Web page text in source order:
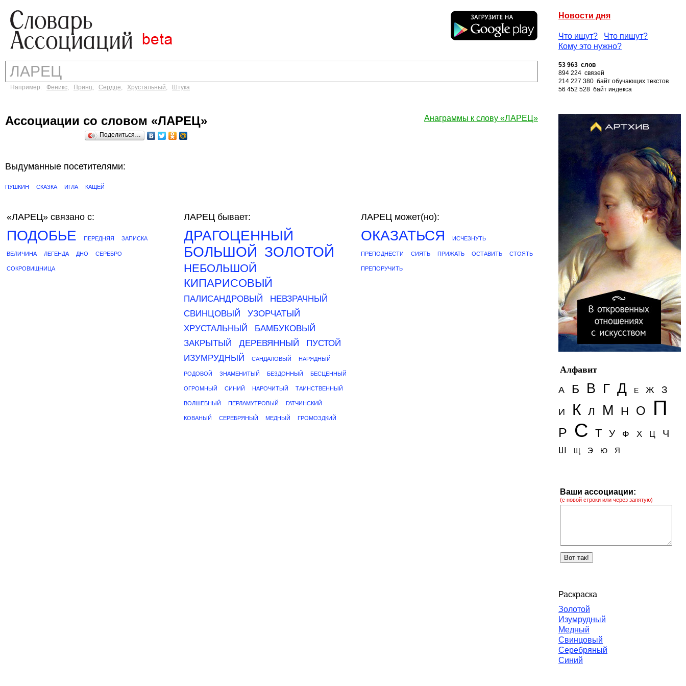
Новости дня
Что ищут?
Что пишут?
Кому это нужно?
Например: Феникс, Принц, Сердце, Хрустальный, Штука
53 963 слов
894 224 связей
214 227 380 байт обучающих текстов
56 452 528 байт индекса
Анаграммы к слову «ЛАРЕЦ»
Ассоциации со словом «ЛАРЕЦ»
Поделиться…
Выдуманные посетителями:
ПУШКИН СКАЗКА ИГЛА КАЩЕЙ
«ЛАРЕЦ» связано с:
ПОДОБЬЕ ПЕРЕДНЯЯ ЗАПИСКА
ВЕЛИЧИНА ЛЕГЕНДА ДНО СЕРЕБРО
СОКРОВИЩНИЦА
ЛАРЕЦ бывает:
ДРАГОЦЕННЫЙ
БОЛЬШОЙ ЗОЛОТОЙ
НЕБОЛЬШОЙ
КИПАРИСОВЫЙ
ПАЛИСАНДРОВЫЙ
НЕВЗРАЧНЫЙ
СВИНЦОВЫЙ
УЗОРЧАТЫЙ
ХРУСТАЛЬНЫЙ
БАМБУКОВЫЙ
ЗАКРЫТЫЙ
ДЕРЕВЯННЫЙ
ПУСТОЙ
ИЗУМРУДНЫЙ
САНДАЛОВЫЙ НАРЯДНЫЙ
РОДОВОЙ ЗНАМЕНИТЫЙ БЕЗДОННЫЙ БЕСЦЕННЫЙ
ОГРОМНЫЙ СИНИЙ НАРОЧИТЫЙ ТАИНСТВЕННЫЙ
ВОЛШЕБНЫЙ ПЕРЛАМУТРОВЫЙ ГАТЧИНСКИЙ
КОВАНЫЙ СЕРЕБРЯНЫЙ МЕДНЫЙ ГРОМОЗДКИЙ
ЛАРЕЦ может(но):
ОКАЗАТЬСЯ ИСЧЕЗНУТЬ
ПРЕПОДНЕСТИ СИЯТЬ ПРИЖАТЬ ОСТАВИТЬ СТОЯТЬ
ПРЕПОРУЧИТЬ
Алфавит
А
Б В Г Д Е Ж З
И К Л М Н О П
Р С Т У Ф Х Ц Ч
Ш Щ Э Ю Я
Ваши ассоциации:
(с новой строки или через запятую)
Раскраска
Золотой
Изумрудный
Медный
Свинцовый
Серебряный
Синий